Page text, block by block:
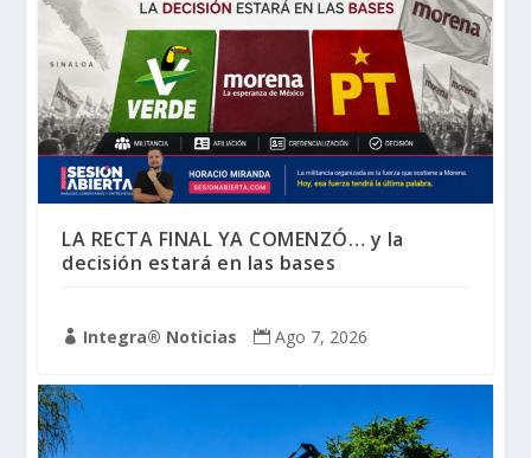
LA RECTA FINAL YA COMENZÓ… y la
decisión estará en las bases
 Integra® Noticias  Ago 7, 2026